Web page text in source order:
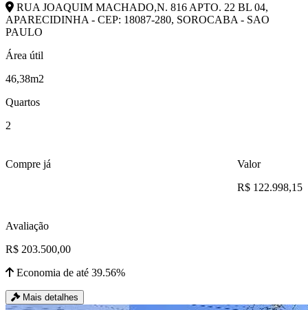
RUA JOAQUIM MACHADO,N. 816 APTO. 22 BL 04,
APARECIDINHA - CEP: 18087-280, SOROCABA - SAO
PAULO
Área útil
46,38m2
Quartos
2
Compre já
Valor
R$ 122.998,15
Avaliação
R$ 203.500,00
Economia de até 39.56%
Mais detalhes